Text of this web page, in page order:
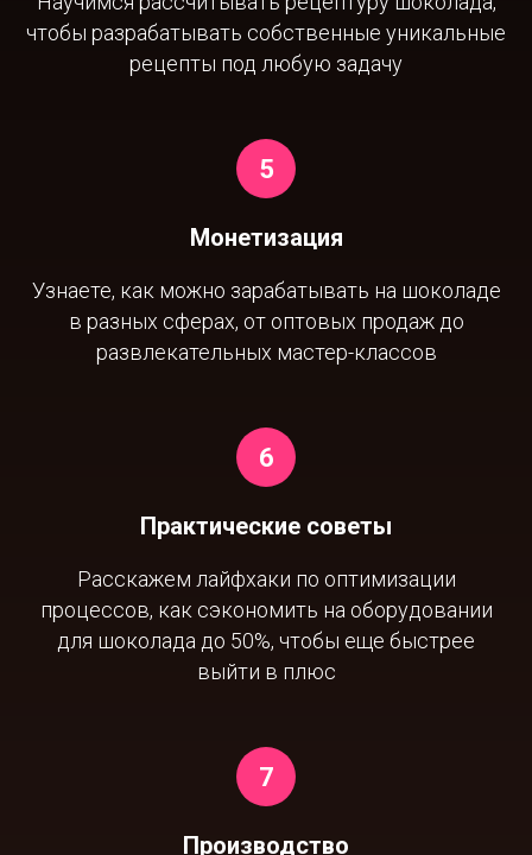
чтобы разрабатывать собственные уникальные
рецепты под любую задачу
Монетизация
Узнаете, как можно зарабатывать на шоколаде
в разных сферах, от оптовых продаж до
развлекательных мастер-классов
Практические советы
Расскажем лайфхаки по оптимизации
процессов, как сэкономить на оборудовании
для шоколада до 50%, чтобы еще быстрее
выйти в плюс
Производство